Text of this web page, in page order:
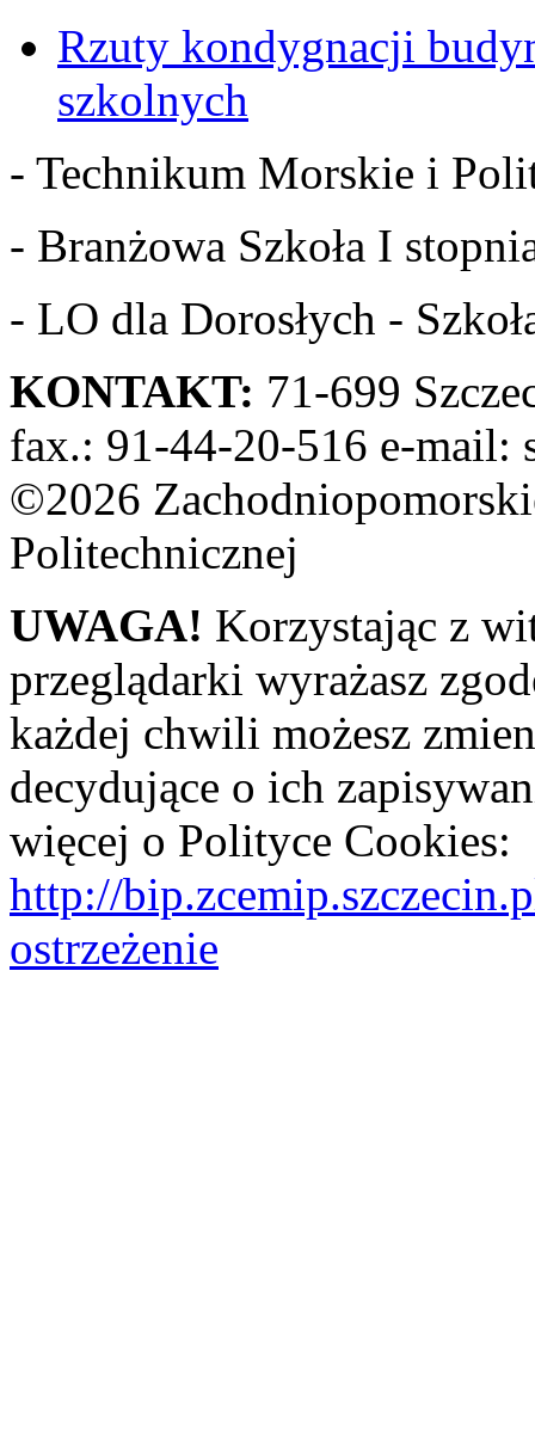
Rzuty kondygnacji
szkolnych
- Technikum Morskie i
- Branżowa Szkoła I
- LO dla Dorosłych -
KONTAKT: 71-699
fax.: 91-44-20-516 e-mail:
©2026
Politechnicznej
UWAGA! Korzystając z
przeglądarki wyrażasz
każdej chwili możesz
decydujące o ich
więcej o Polityce Cookies:
http://
ostrzeżenie